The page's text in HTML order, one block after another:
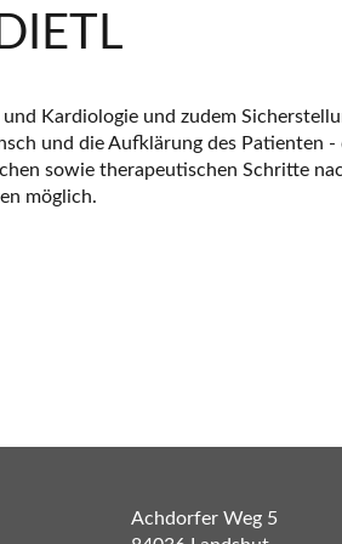
Kardiologie und zudem
und die Aufklärung des Patienten
sowie therapeutischen Schritte
möglich.
Achdorfer Weg 5